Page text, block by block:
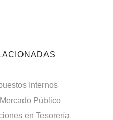
Internos
Público
en Tesorería